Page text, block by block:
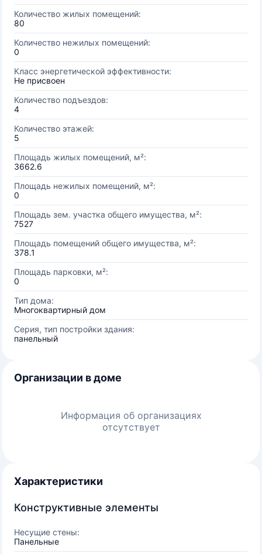
Количество жилых помещений:
80
Количество нежилых помещений:
0
Класс энергетической эффективности:
Не присвоен
Количество подъездов:
4
Количество этажей:
5
Площадь жилых помещений, м²:
3662.6
Площадь нежилых помещений, м²:
0
Площадь зем. участка общего имущества, м²:
7527
Площадь помещений общего имущества, м²:
378.1
Площадь парковки, м²:
0
Тип дома:
Многоквартирный дом
Серия, тип постройки здания:
панельный
Организации в доме
Информация об организациях
отсутствует
Характеристики
Конструктивные элементы
Несущие стены:
Панельные